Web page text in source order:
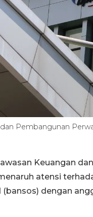
Pembangunan
Keuangan
atensi
dengan